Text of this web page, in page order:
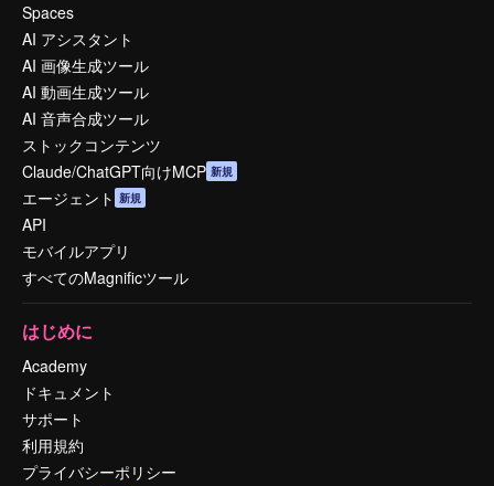
Spaces
AI アシスタント
AI 画像生成ツール
AI 動画生成ツール
AI 音声合成ツール
ストックコンテンツ
Claude/ChatGPT向けMCP 新規
エージェント 新規
API
モバイルアプリ
すべてのMagnificツール
はじめに
Academy
ドキュメント
サポート
利用規約
プライバシーポリシー